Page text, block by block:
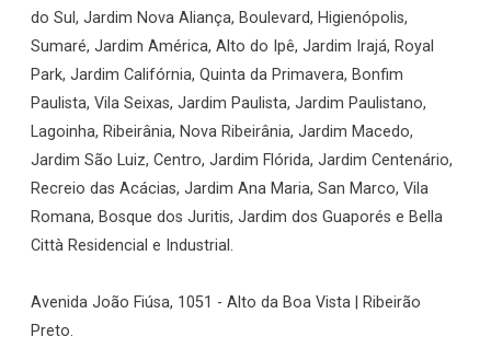
do Sul, Jardim Nova Aliança, Boulevard, Higienópolis,
Sumaré, Jardim América, Alto do Ipê, Jardim Irajá, Royal
Park, Jardim Califórnia, Quinta da Primavera, Bonfim
Paulista, Vila Seixas, Jardim Paulista, Jardim Paulistano,
Lagoinha, Ribeirânia, Nova Ribeirânia, Jardim Macedo,
Jardim São Luiz, Centro, Jardim Flórida, Jardim Centenário,
Recreio das Acácias, Jardim Ana Maria, San Marco, Vila
Romana, Bosque dos Juritis, Jardim dos Guaporés e Bella
Città Residencial e Industrial.
Avenida João Fiúsa, 1051 - Alto da Boa Vista | Ribeirão
Preto.